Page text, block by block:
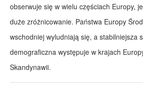
obserwuje się w wielu częściach Europy,
duże zróżnicowanie. Państwa Europy
wschodniej wyludniają się, a stabilniejsza
demograficzna występuje w krajach
Skandynawii.